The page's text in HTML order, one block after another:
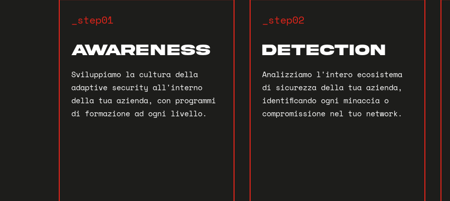
_step01
AWARENESS
Sviluppiamo la cultura della
adaptive security all'interno
della tua azienda, con programmi
di formazione ad ogni livello.
_step02
DETECTION
Analizziamo l'intero ecosistema
di sicurezza della tua azienda,
identificando ogni minaccia o
compromissione nel tuo network.